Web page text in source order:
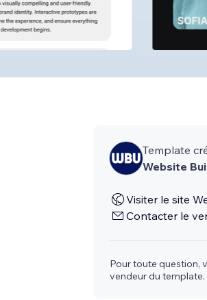
Template
Website
Visiter le site
Contacter le
Pour toute question,
vendeur du template.